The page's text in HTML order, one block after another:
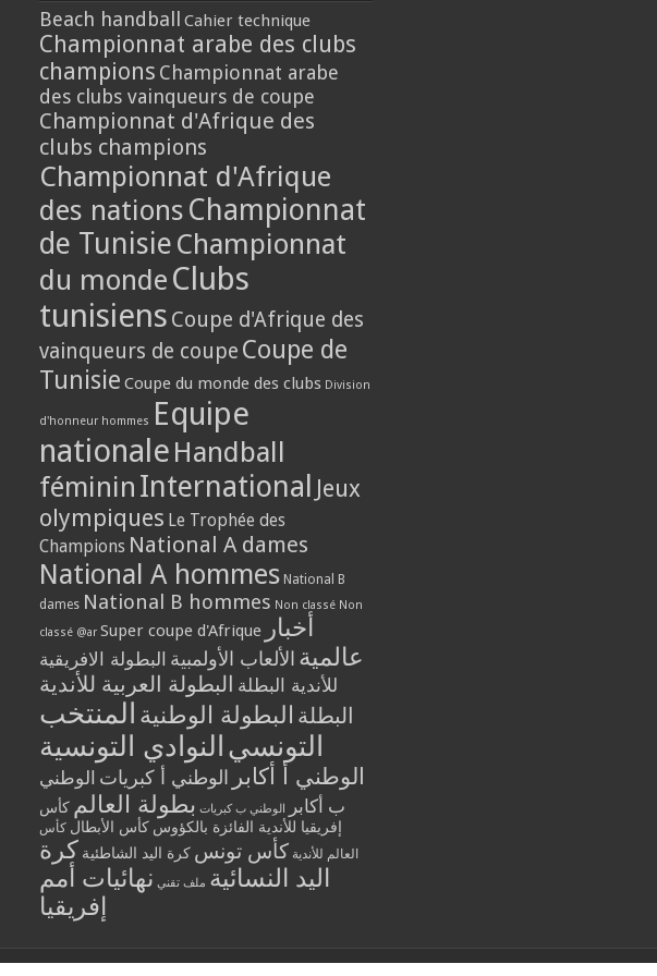
Beach handball Cahier technique
Championnat arabe des clubs
champions Championnat arabe
des clubs vainqueurs de coupe
Championnat d'Afrique des
clubs champions
Championnat d'Afrique
des nations Championnat
de Tunisie Championnat
du monde Clubs
tunisiens Coupe d'Afrique des
vainqueurs de coupe Coupe de
Tunisie Coupe du monde des clubs Division
d'honneur hommes Equipe
nationale Handball
féminin International Jeux
olympiques Le Trophée des
Champions National A dames
National A hommes National B
dames National B hommes Non classé Non
classé @ar Super coupe d'Afrique أخبار
عالمية الألعاب الأولمبية البطولة الافريقية
للأندية البطلة البطولة العربية للأندية
البطلة البطولة الوطنية المنتخب
التونسي النوادي التونسية
الوطني أ أكابر الوطني أ كبريات الوطني
ب أكابر
الوطني ب كبريات بطولة العالم كأس
إفريقيا للأندية الفائزة بالكؤوس كأس الأبطال كأس
العالم للأندية كأس تونس كرة اليد الشاطئية كرة
اليد النسائية ملف تقني نهائيات أمم
إفريقيا